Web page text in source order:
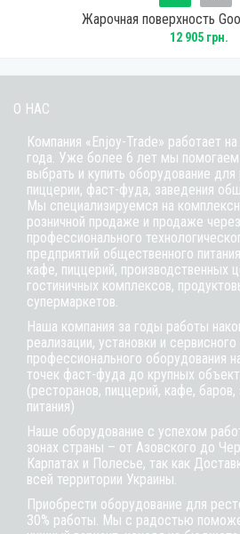
Жарочная поверхность
12 905 грн.
О НАС
Компания «Enjoy-Trade» работает
года. Уже более 6 лет мы
выбрать и купить оборудование
пиццерии, фаст-фуда, заведения
Мы специализируемся на
розничной продаже и продаже
профессионального
предприятий общественного
кафе, пиццерий, производственных
гостиничных комплексов,
супермаркетов.
Наша компания за годы работы
реализации, установки и
профессионального оборудования
точек фаст-фуда до крупных
(ресторанов, пиццерий, кафе,
питания)
Наше оборудование с успехом
зонах страны – от Азовского до
Карпатах и Полесье, так как
всей территории Украины.
Приобрести оборудование для
30% работы. Мы с радостью